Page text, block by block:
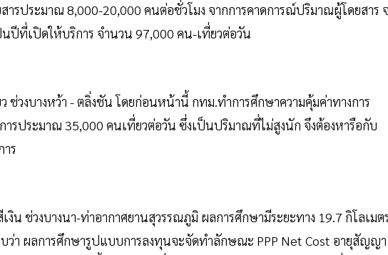
ารประมาณ 8,000-20,000 คนต่อชั่วโมง จากการคาดการณ์ปริมาณผู้โดยสาร
ปีที่เปิดให้บริการ จำนวน 97,000 คน-เที่ยวต่อวัน
ช่วงบางหว้า - ตลิ่งชัน โดยก่อนหน้านี้ กทม.ทำการศึกษาความคุ้มค่าทางการ
ารประมาณ 35,000 คนเที่ยวต่อวัน ซึ่งเป็นปริมาณที่ไม่สูงนัก จึงต้องหารือกับ
ร
งิน ช่วงบางนา-ท่าอากาศยานสุวรรณภูมิ ผลการศึกษามีระยะทาง 19.7 กิโลเมต
ว่า ผลการศึกษารูปแบบการลงทุนจะจัดทำลักษณะ PPP Net Cost อายุสัญญา